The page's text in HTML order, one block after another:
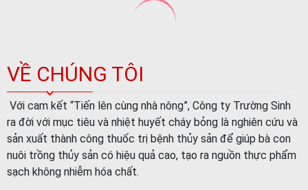
Với cam kết “Tiến lên cùng nhà nông”, Công ty Trường Sinh
nuôi trồng thủy sản có hiệu quả cao, tạo ra nguồn thực phẩm
sạch không nhiễm hóa chất.
Với sự phát triển bền vững của mình, thương hiệu Trường
Sinh đã khẳng định được sức mạnh thương hiệu Việt, góp
công sức nhỏ bé vào sự phát triển của ngành thủy sản và nền
kinh tế nước nhà. Giờ đây thuốc thủy sản thương hiệu Trường
Sinh có mặt ở hầu hết tất cả các tỉnh thành nuôi tôm cá